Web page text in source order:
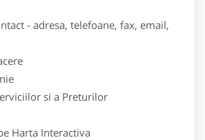
- adresa, telefoane, fax, email,
si a Preturilor
Harta Interactiva